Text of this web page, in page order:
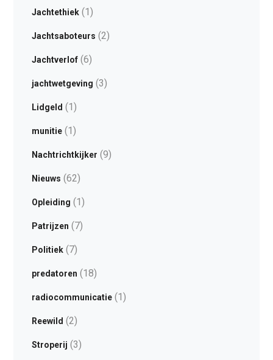
Jachtethiek(1)
Jachtsaboteurs (2)
Jachtverlof(6)
jachtwetgeving (3)
Lidgeld (1)
munitie(1)
Nachtrichtkijker (9)
Nieuws (62)
Opleiding (1)
Patrijzen (7)
Politiek(7)
predatoren (18)
radiocommunicatie(1)
Reewild (2)
Stroperij (3)